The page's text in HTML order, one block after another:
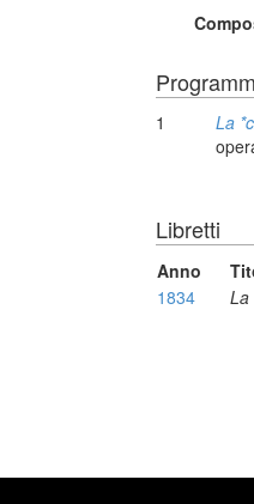
1
La
Libretti
Anno
1834
La